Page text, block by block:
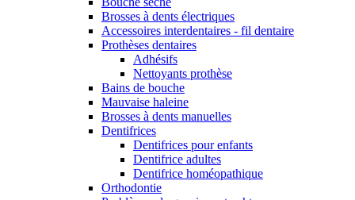
Brosses à dents électriques
Accessoires interdentaires - fil dentaire
Prothèses dentaires
Adhésifs
Nettoyants prothèse
Bains de bouche
Mauvaise haleine
Brosses à dents manuelles
Dentifrices
Dentifrices pour enfants
Dentifrice adultes
Dentifrice homéopathique
Orthodontie